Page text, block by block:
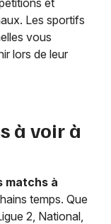
et
Les sportifs
vous
lors de leur
à voir à
matchs à
temps. Que
2, National,